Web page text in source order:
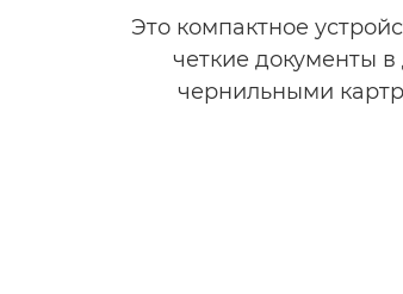
Это компактное
четкие документы
чернильными